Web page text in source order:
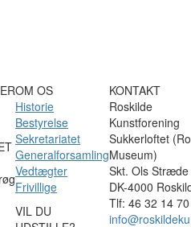
OM OS
Historie
Bestyrelse
Sekretariatet
Generalforsamling
Vedtægter
Frivillige
VIL DU
KONTAKT
Roskilde
Kunstforening
Sukkerloftet
Museum)
Skt. Ols
DK-4000
Tlf: 46 32 14 70